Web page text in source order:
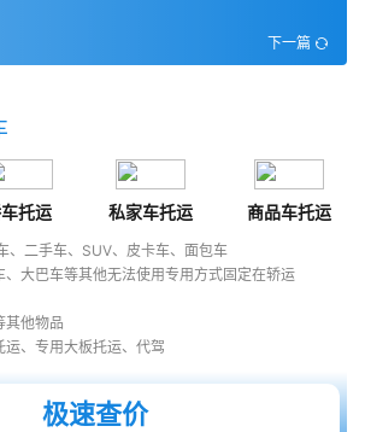
下一篇
托运 私家车托运 商品车托运
、二手车、SUV、皮卡车、面包车
、大巴车等其他无法使用专用方式固定在轿运
其他物品
、专用大板托运、代驾
极速查价